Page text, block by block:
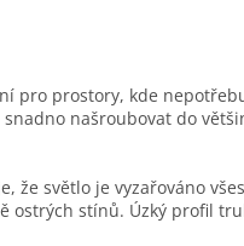
pro prostory, kde
snadno našroubovat do
že světlo je vyzařováno
ostrých stínů. Úzký profil